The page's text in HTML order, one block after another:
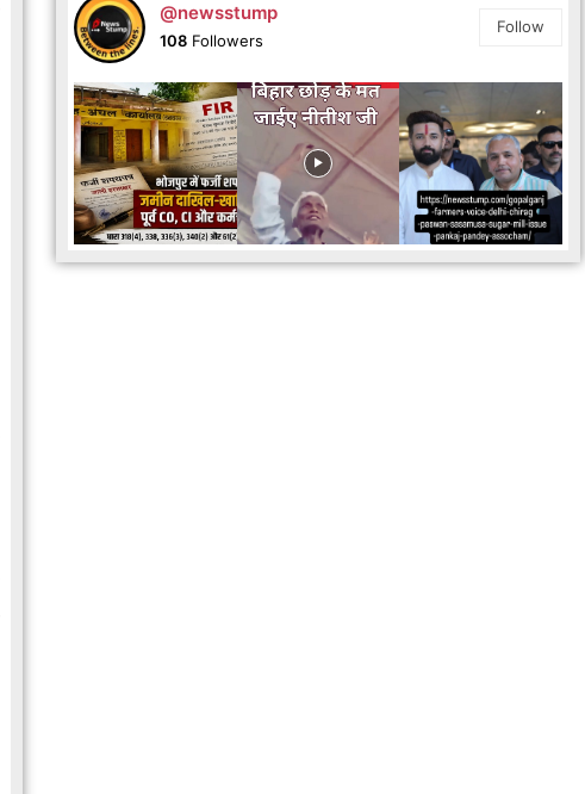
@newsstump
108 Followers
Follow